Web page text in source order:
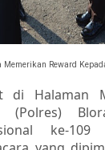
Memerikan Reward
di Halaman
(Polres)
ke-